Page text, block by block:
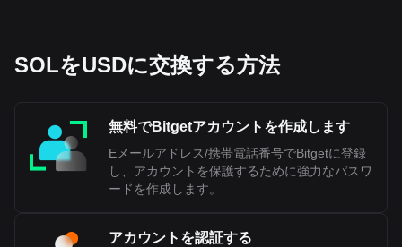
SOLをUSDに交換する方法
無料でBitgetアカウントを作成します
Eメールアドレス/携帯電話番号でBitgetに登録
し、アカウントを保護するために強力なパスワ
ードを作成します。
アカウントを認証する